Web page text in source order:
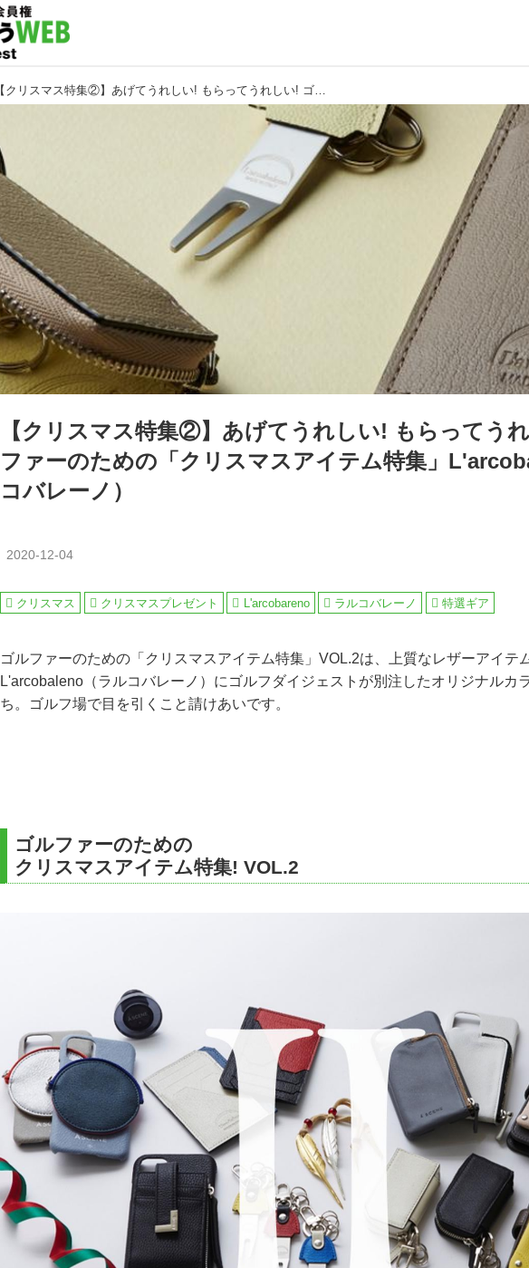
【クリスマス特集②】あげてうれしい! もらってうれしい! ゴルファーのための「クリスマスアイテム特集」L'arcobaleno（ラルコバレーノ）
【クリスマス特集②】あげてうれしい! もらってう
ファーのための「クリスマスアイテム特集」
コバレーノ）
2020-12-04
クリスマス クリスマスプレゼント L'arcobareno ラルコバレーノ 特選ギア
ゴルファーのための「クリスマスアイテム特集」VOL.2は、上質なレザーアイテ
L'arcobaleno（ラルコバレーノ）にゴルフダイジェストが別注したオリジナルカ
ち。ゴルフ場で目を引くこと請けあいです。
ゴルファーのための
クリスマスアイテム特集! VOL.2